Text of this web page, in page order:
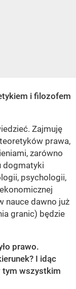
i filozofem
Zajmuję
prawa,
zarówno
dogmatyki
psychologii,
nauce dawno już
granic) będzie
prawo.
I idąc
tym wszystkim